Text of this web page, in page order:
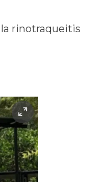
la rinotraqueitis